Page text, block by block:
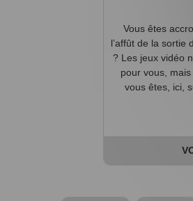
Vous êtes
l’affût de la sortie
? Les jeux vidéo
pour vous,
vous êtes, ici,